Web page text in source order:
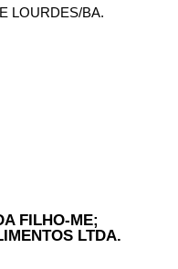
LOURDES/BA.
FILHO-ME;
LTDA.